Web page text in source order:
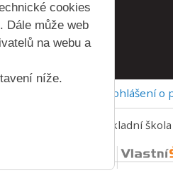
Prohlášení
© 2016 - 2026 Základní
cookies
Dále může web
na webu a
níže.